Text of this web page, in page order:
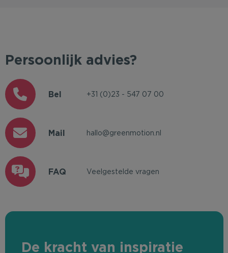
Persoonlijk advies?
Bel +31 (0)23 - 547 07 00
Mail hallo@greenmotion.nl
FAQ Veelgestelde vragen
De kracht van inspiratie